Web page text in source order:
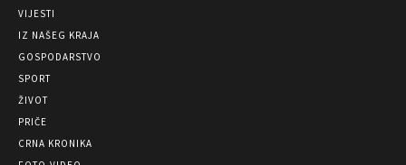
VIJESTI
IZ NAŠEG KRAJA
GOSPODARSTVO
SPORT
ŽIVOT
PRIČE
CRNA KRONIKA